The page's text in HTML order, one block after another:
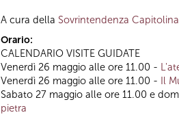
A cura della Sovrintendenza
Orario:
CALENDARIO VISITE GUIDATE
Venerdì 26 maggio alle ore 11.00 -
Venerdì 26 maggio alle ore 11.00 - Il
Sabato 27 maggio alle ore 11.00 e
pietra